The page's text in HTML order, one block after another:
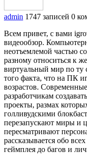
admin 1747 записей 0
Всем привет, с вами
видеообзор.
неотъемлемой частью
разному относиться к
виртуальный мир по ту
того факта, что на ПК
возрастов.
разработчикам
проекты, размах
голливудскими
перезапускают миры и
пересматривают
рассказывается обо
геймплея до багов и